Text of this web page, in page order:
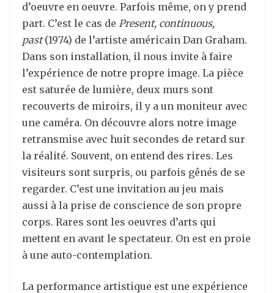
d’oeuvre en oeuvre. Parfois même, on y prend
part. C’est le cas de Present, continuous,
past(1974) de l’artiste américain Dan Graham.
Dans son installation, il nous invite à faire
l’expérience de notre propre image. La pièce
est saturée de lumière, deux murs sont
recouverts de miroirs, il y a un moniteur avec
une caméra. On découvre alors notre image
retransmise avec huit secondes de retard sur
la réalité. Souvent, on entend des rires. Les
visiteurs sont surpris, ou parfois gênés de se
regarder. C’est une invitation au jeu mais
aussi à la prise de conscience de son propre
corps. Rares sont les oeuvres d’arts qui
mettent en avant le spectateur. On est en proie
à une auto-contemplation.
La performance artistique est une expérience